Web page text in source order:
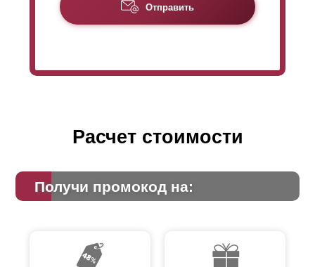
Отправить
Расчет стоимости
Получи промокод на: